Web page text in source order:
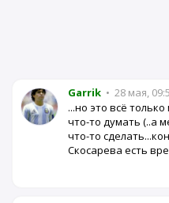
Garrik • 28 мая,
...но это всё
что-то думать (..а
что-то
Скосарева есть